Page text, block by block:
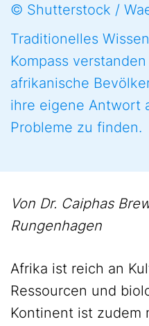
© Shutterstock /
Traditionelles
Kompass
afrikanische
ihre eigene Antwort
Probleme zu finden.
Von Dr. Caiphas
Rungenhagen
Afrika ist reich an
Ressourcen und
Kontinent ist zudem